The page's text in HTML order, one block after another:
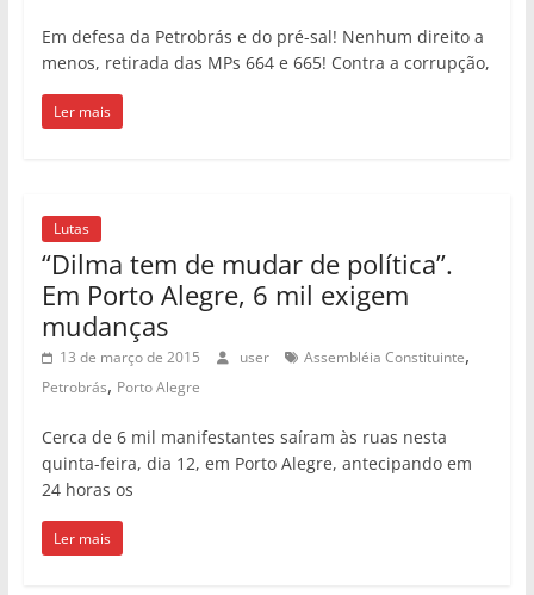
Em defesa da Petrobrás e do pré-sal! Nenhum direito a
menos, retirada das MPs 664 e 665! Contra a corrupção,
Ler mais
Lutas
“Dilma tem de mudar de política”.
Em Porto Alegre, 6 mil exigem
mudanças
13 de março de 2015 user Assembléia Constituinte,
Petrobrás, Porto Alegre
Cerca de 6 mil manifestantes saíram às ruas nesta
quinta-feira, dia 12, em Porto Alegre, antecipando em
24 horas os
Ler mais